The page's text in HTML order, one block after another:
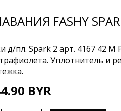
FASHY
д/пл. Spark 2 арт. 4167 42
Уплотнитель и
BYR